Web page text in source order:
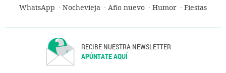
WhatsApp Nochevieja Año nuevo Humor Fiestas
RECIBE NUESTRA NEWSLETTER
APÚNTATE AQUÍ